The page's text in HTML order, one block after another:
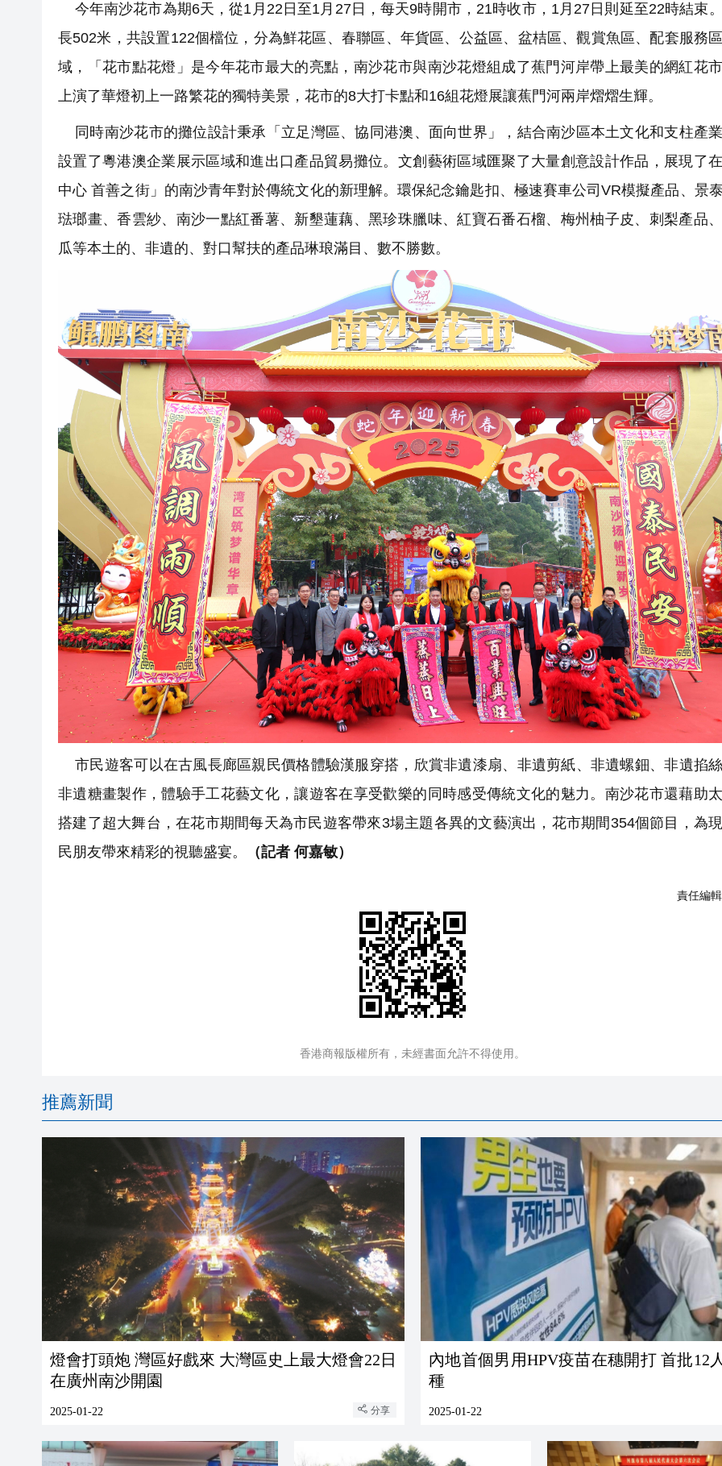
今年南沙花市為期6天，從1月22日至1月27日，每天9時開市，21時收市，1月27日則延至22時結束
長502米，共設置122個檔位，分為鮮花區、春聯區、年貨區、公益區、盆桔區、觀賞魚區、配套服務
域，「花市點花燈」是今年花市最大的亮點，南沙花市與南沙花燈組成了蕉門河岸帶上最美的網紅花
上演了華燈初上一路繁花的獨特美景，花市的8大打卡點和16組花燈展讓蕉門河兩岸熠熠生輝。
同時南沙花市的攤位設計秉承「立足灣區、協同港澳、面向世界」，結合南沙區本土文化和支柱產
設置了粵港澳企業展示區域和進出口產品貿易攤位。文創藝術區域匯聚了大量創意設計作品，展現了
中心 首善之街」的南沙青年對於傳統文化的新理解。環保紀念鑰匙扣、極速賽車公司VR模擬產品、景
琺瑯畫、香雲紗、南沙一點紅番薯、新墾蓮藕、黑珍珠臘味、紅寶石番石榴、梅州柚子皮、刺梨產品
瓜等本土的、非遺的、對口幫扶的產品琳琅滿目、數不勝數。
市民遊客可以在古風長廊區親民價格體驗漢服穿搭，欣賞非遺漆扇、非遺剪紙、非遺螺鈿、非遺掐
非遺糖畫製作，體驗手工花藝文化，讓遊客在享受歡樂的同時感受傳統文化的魅力。南沙花市還藉助
搭建了超大舞台，在花市期間每天為市民遊客帶來3場主題各異的文藝演出，花市期間354個節目，為
民朋友帶來精彩的視聽盛宴。
（記者 何嘉敏）
責任編
香港商報版權所有，未經書面允許不得使用。
推薦新聞
燈會打頭炮 灣區好戲來 大灣區史上最大燈會22日
在廣州南沙開園
2025-01-22 分享
內地首個男用HPV疫苗在穗開打 首批12
種
2025-01-22